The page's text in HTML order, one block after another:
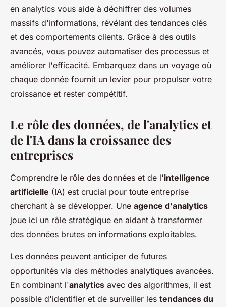
en analytics vous aide à déchiffrer des volumes
massifs d'informations, révélant des tendances clés
et des comportements clients. Grâce à des outils
avancés, vous pouvez automatiser des processus et
améliorer l'efficacité. Embarquez dans un voyage où
chaque donnée fournit un levier pour propulser votre
croissance et rester compétitif.
Le rôle des données, de l'analytics et
de l'IA dans la croissance des
entreprises
Comprendre le rôle des données et de l'intelligence
artificielle (IA) est crucial pour toute entreprise
cherchant à se développer. Une agence d'analytics
joue ici un rôle stratégique en aidant à transformer
des données brutes en informations exploitables.
Les données peuvent anticiper de futures
opportunités via des méthodes analytiques avancées.
En combinant l'analytics avec des algorithmes, il est
possible d'identifier et de surveiller les tendances du